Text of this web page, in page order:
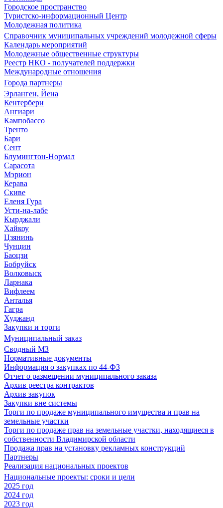
Городское пространство
Туристско-информационный Центр
Молодежная политика
Справочник муниципальных учреждений молодежной сферы
Календарь мероприятий
Молодежные общественные структуры
Реестр НКО - получателей поддержки
Международные отношения
Города партнеры
Эрланген, Йена
Кентербери
Ангиари
Кампобассо
Тренто
Бари
Сент
Блумингтон-Нормал
Сарасота
Мэрион
Керава
Скиве
Еленя Гура
Усти-на-лабе
Кырджали
Хайкоу
Цзянинь
Чунцин
Баоцзи
Бобруйск
Волковыск
Ларнака
Вифлеем
Анталья
Гагра
Худжанд
Закупки и торги
Муниципальный заказ
Сводный МЗ
Нормативные документы
Информация о закупках по 44-ФЗ
Отчет о размещении муниципального заказа
Архив реестра контрактов
Архив закупок
Закупки вне системы
Торги по продаже муниципального имущества и прав на
земельные участки
Торги по продаже прав на земельные участки, находящиеся в
собственности Владимирской области
Продажа прав на установку рекламных конструкций
Партнеры
Реализация национальных проектов
Национальные проекты: сроки и цели
2025 год
2024 год
2023 год